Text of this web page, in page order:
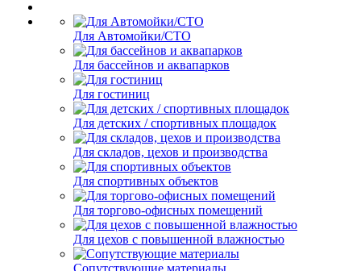
Для Автомойки/СТО
Для бассейнов и аквапарков
Для гостиниц
Для детских / спортивных площадок
Для складов, цехов и производства
Для спортивных объектов
Для торгово-офисных помещений
Для цехов с повышенной влажностью
Сопутствующие материалы